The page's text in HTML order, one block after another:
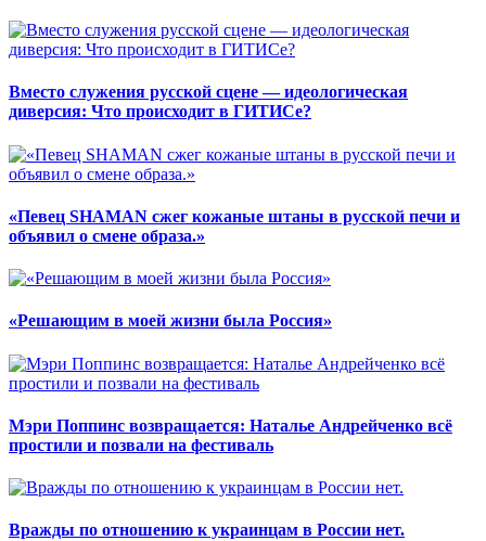
Вместо служения русской сцене — идеологическая
диверсия: Что происходит в ГИТИСе?
«Певец SHAMAN сжег кожаные штаны в русской печи и
объявил о смене образа.»
«Решающим в моей жизни была Россия»
Мэри Поппинс возвращается: Наталье Андрейченко всё
простили и позвали на фестиваль
Вражды по отношению к украинцам в России нет.